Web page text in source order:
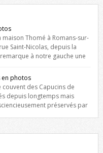
Thomé à Romans-sur-
Saint-Nicolas, depuis la
à notre gauche une
façades sont ornées de
étages, on peut voir une
[…]
en photos
des Capucins de
depuis longtemps mais
préservés par
du couvent des Capucins !